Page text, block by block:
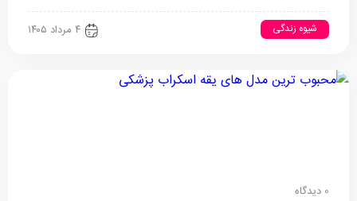
شیوه زندگی ۴ مرداد ۱۴۰۵
0 دیدگاه